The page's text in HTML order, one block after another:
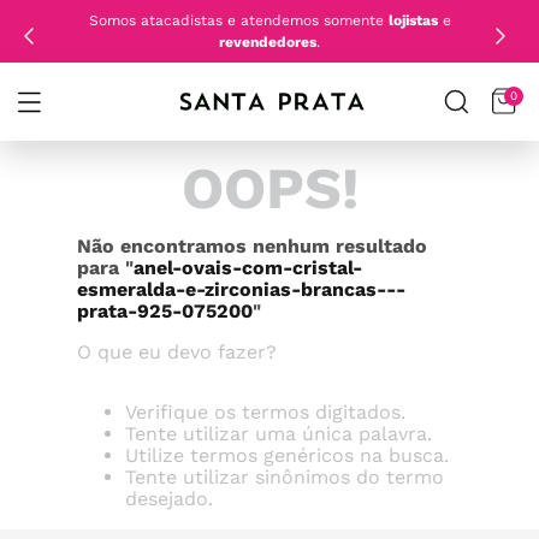
Somos atacadistas e atendemos somente lojistase
revendedores.
0
OOPS!
Não encontramos nenhum resultado
para "anel-ovais-com-cristal-
esmeralda-e-zirconias-brancas---
prata-925-075200"
O que eu devo fazer?
Verifique os termos digitados.
Tente utilizar uma única palavra.
Utilize termos genéricos na busca.
Tente utilizar sinônimos do termo
desejado.